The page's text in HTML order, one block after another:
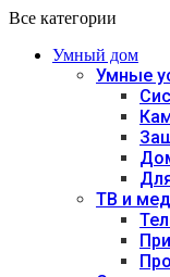
Все категории
Умный дом
Умные
ТВ и